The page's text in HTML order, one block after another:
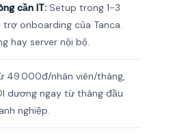
cần IT: Setup trong 1-3
onboarding của Tanca.
hay server nội bộ.
49.000đ/nhân viên/tháng,
dương ngay từ tháng đầu
nghiệp.